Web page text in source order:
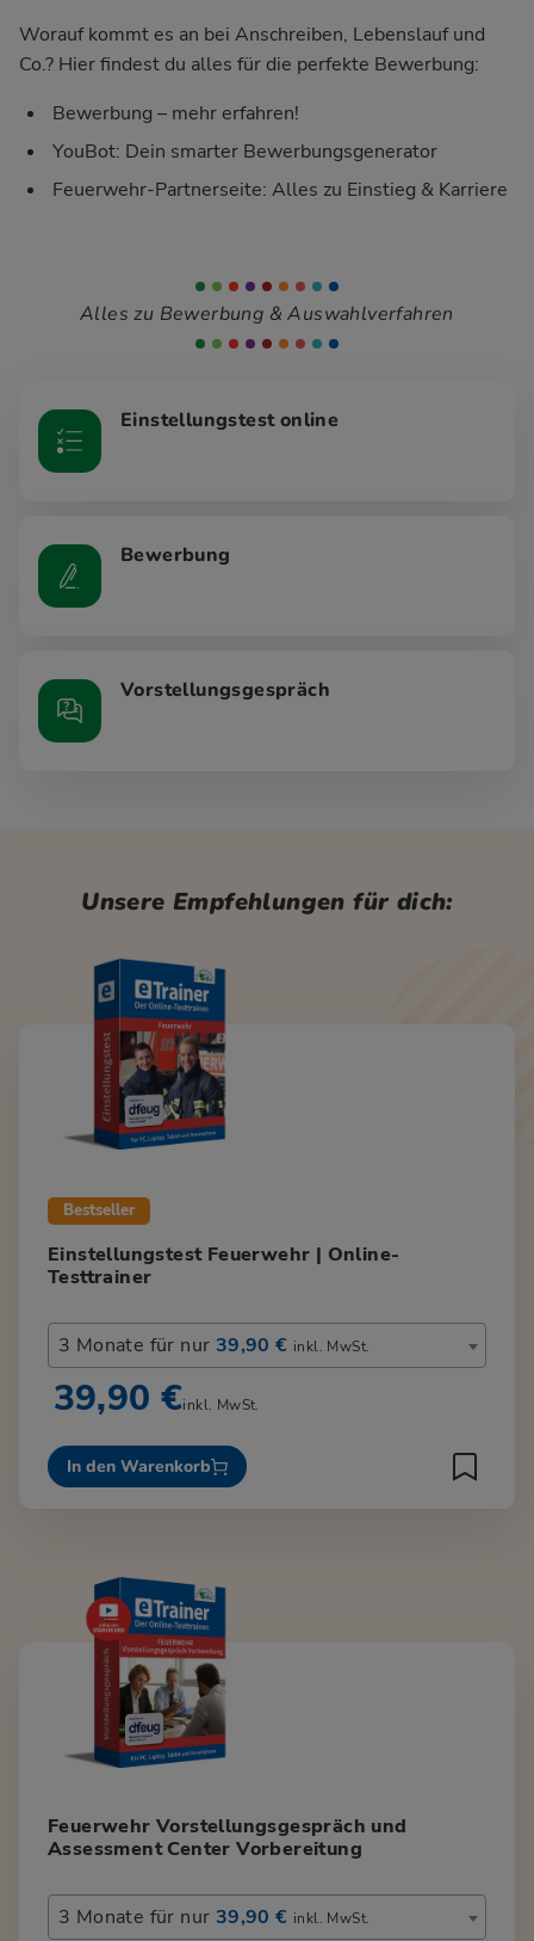
Worauf kommt es an bei Anschreiben, Lebenslauf und
Co.? Hier findest du alles für die perfekte Bewerbung:
Bewerbung – mehr erfahren!
YouBot: Dein smarter Bewerbungsgenerator
Feuerwehr-Partnerseite: Alles zu Einstieg & Karriere
Alles zu Bewerbung & Auswahlverfahren
Einstellungstest online
Bewerbung
Vorstellungsgespräch
Unsere Empfehlungen für dich:
Bestseller
Einstellungstest Feuerwehr | Online-
Testtrainer
3 Monate für nur 39,90 € inkl. MwSt.
39,90 €inkl. MwSt.
In den Warenkorb
Feuerwehr Vorstellungsgespräch und
Assessment Center Vorbereitung
3 Monate für nur 39,90 € inkl. MwSt.